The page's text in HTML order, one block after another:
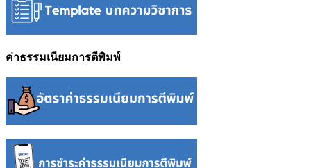
ค่าธรรมเนียมการตีพิมพ์